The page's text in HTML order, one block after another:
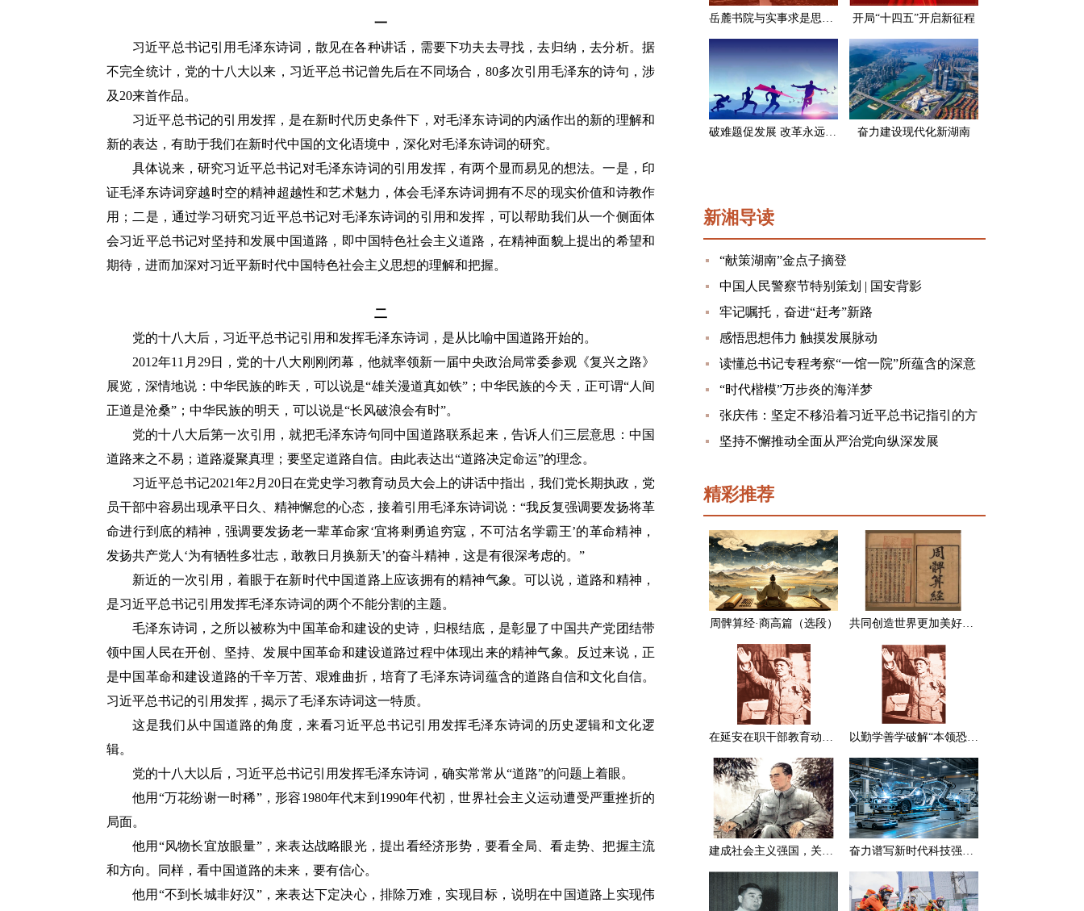
一
习近平总书记引用毛泽东诗词，散见在各种讲话，需要下功夫去寻找，去归纳，去分析。据
不完全统计，党的十八大以来，习近平总书记曾先后在不同场合，80多次引用毛泽东的诗句，涉
及20来首作品。
习近平总书记的引用发挥，是在新时代历史条件下，对毛泽东诗词的内涵作出的新的理解和
新的表达，有助于我们在新时代中国的文化语境中，深化对毛泽东诗词的研究。
具体说来，研究习近平总书记对毛泽东诗词的引用发挥，有两个显而易见的想法。一是，印
证毛泽东诗词穿越时空的精神超越性和艺术魅力，体会毛泽东诗词拥有不尽的现实价值和诗教作
用；二是，通过学习研究习近平总书记对毛泽东诗词的引用和发挥，可以帮助我们从一个侧面体
会习近平总书记对坚持和发展中国道路，即中国特色社会主义道路，在精神面貌上提出的希望和
期待，进而加深对习近平新时代中国特色社会主义思想的理解和把握。
二
党的十八大后，习近平总书记引用和发挥毛泽东诗词，是从比喻中国道路开始的。
2012年11月29日，党的十八大刚刚闭幕，他就率领新一届中央政治局常委参观《复兴之路》
展览，深情地说：中华民族的昨天，可以说是“雄关漫道真如铁”；中华民族的今天，正可谓“人间
正道是沧桑”；中华民族的明天，可以说是“长风破浪会有时”。
党的十八大后第一次引用，就把毛泽东诗句同中国道路联系起来，告诉人们三层意思：中国
道路来之不易；道路凝聚真理；要坚定道路自信。由此表达出“道路决定命运”的理念。
习近平总书记2021年2月20日在党史学习教育动员大会上的讲话中指出，我们党长期执政，党
员干部中容易出现承平日久、精神懈怠的心态，接着引用毛泽东诗词说：“我反复强调要发扬将革
命进行到底的精神，强调要发扬老一辈革命家‘宜将剩勇追穷寇，不可沽名学霸王’的革命精神，
发扬共产党人‘为有牺牲多壮志，敢教日月换新天’的奋斗精神，这是有很深考虑的。”
新近的一次引用，着眼于在新时代中国道路上应该拥有的精神气象。可以说，道路和精神，
是习近平总书记引用发挥毛泽东诗词的两个不能分割的主题。
毛泽东诗词，之所以被称为中国革命和建设的史诗，归根结底，是彰显了中国共产党团结带
领中国人民在开创、坚持、发展中国革命和建设道路过程中体现出来的精神气象。反过来说，正
是中国革命和建设道路的千辛万苦、艰难曲折，培育了毛泽东诗词蕴含的道路自信和文化自信。
习近平总书记的引用发挥，揭示了毛泽东诗词这一特质。
这是我们从中国道路的角度，来看习近平总书记引用发挥毛泽东诗词的历史逻辑和文化逻
辑。
党的十八大以后，习近平总书记引用发挥毛泽东诗词，确实常常从“道路”的问题上着眼。
他用“万花纷谢一时稀”，形容1980年代末到1990年代初，世界社会主义运动遭受严重挫折的
局面。
他用“风物长宜放眼量”，来表达战略眼光，提出看经济形势，要看全局、看走势、把握主流
和方向。同样，看中国道路的未来，要有信心。
他用“不到长城非好汉”，来表达下定决心，排除万难，实现目标，说明在中国道路上实现伟
岳麓书院与实事求是思想路线 开局“十四五”开启新征程
破难题促发展 改革永远在路上 奋力建设现代化新湖南
新湘导读
“献策湖南”金点子摘登
中国人民警察节特别策划 | 国安背影
牢记嘱托，奋进“赶考”新路
感悟思想伟力 触摸发展脉动
读懂总书记专程考察“一馆一院”所蕴含的深意
“时代楷模”万步炎的海洋梦
张庆伟：坚定不移沿着习近平总书记指引的方
向前进 凝心聚力奋进新征程建功新时代谱写新
坚持不懈推动全面从严治党向纵深发展
精彩推荐
周髀算经·商高篇（选段） 共同创造世界更加美好的未来
在延安在职干部教育动员大会上的讲话（节选） 以勤学善学破解“本领恐慌”
建成社会主义强国，关键在于实现科学技术现代化 奋力谱写新时代科技强国新篇章